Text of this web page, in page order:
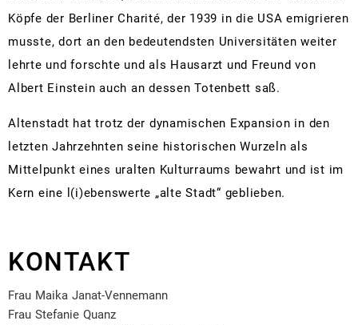
Köpfe der Berliner Charité, der 1939 in die USA emigrieren
musste, dort an den bedeutendsten Universitäten weiter
lehrte und forschte und als Hausarzt und Freund von
Albert Einstein auch an dessen Totenbett saß.
Altenstadt hat trotz der dynamischen Expansion in den
letzten Jahrzehnten seine historischen Wurzeln als
Mittelpunkt eines uralten Kulturraums bewahrt und ist im
Kern eine l(i)ebenswerte „alte Stadt“ geblieben.
KONTAKT
Frau Maika Janat-Vennemann
Frau Stefanie Quanz